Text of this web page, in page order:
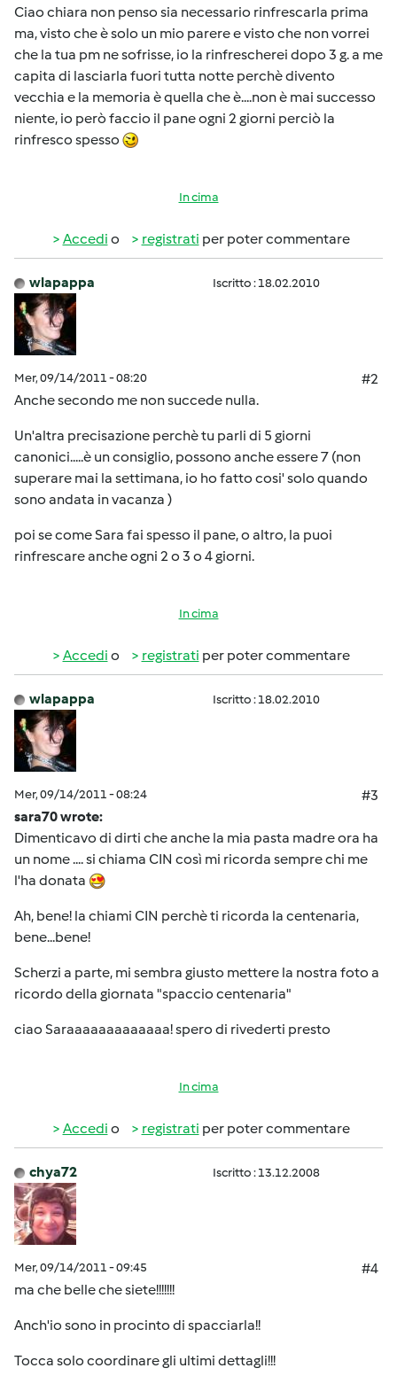
Ciao chiara non penso sia necessario rinfrescarla prima
ma, visto che è solo un mio parere e visto che non vorrei
che la tua pm ne sofrisse, io la rinfrescherei dopo 3 g. a me
capita di lasciarla fuori tutta notte perchè divento
vecchia e la memoria è quella che è....non è mai successo
niente, io però faccio il pane ogni 2 giorni perciò la
rinfresco spesso
In cima
Accedi o registrati per poter commentare
wlapappa Iscritto : 18.02.2010
Mer, 09/14/2011 - 08:20
#2
Anche secondo me non succede nulla.
Un'altra precisazione perchè tu parli di 5 giorni
canonici.....è un consiglio, possono anche essere 7 (non
superare mai la settimana, io ho fatto cosi' solo quando
sono andata in vacanza )
poi se come Sara fai spesso il pane, o altro, la puoi
rinfrescare anche ogni 2 o 3 o 4 giorni.
In cima
Accedi o registrati per poter commentare
wlapappa Iscritto : 18.02.2010
Mer, 09/14/2011 - 08:24
#3
sara70 wrote:
Dimenticavo di dirti che anche la mia pasta madre ora ha
un nome .... si chiama CIN così mi ricorda sempre chi me
l'ha donata
Ah, bene! la chiami CIN perchè ti ricorda la centenaria,
bene...bene!
Scherzi a parte, mi sembra giusto mettere la nostra foto a
ricordo della giornata "spaccio centenaria"
ciao Saraaaaaaaaaaaaa! spero di rivederti presto
In cima
Accedi o registrati per poter commentare
chya72 Iscritto : 13.12.2008
Mer, 09/14/2011 - 09:45
#4
ma che belle che siete!!!!!!!
Anch'io sono in procinto di spacciarla!!
Tocca solo coordinare gli ultimi dettagli!!!